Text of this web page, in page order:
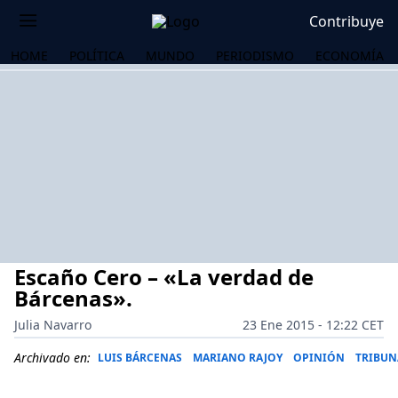
Contribuye
HOME POLÍTICA MUNDO PERIODISMO ECONOMÍA
Escaño Cero – «La verdad de
Bárcenas».
Julia Navarro
23 Ene 2015 - 12:22 CET
Archivado en: LUIS BÁRCENAS MARIANO RAJOY OPINIÓN